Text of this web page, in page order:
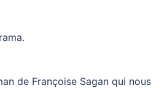
de Françoise Sagan qui nous